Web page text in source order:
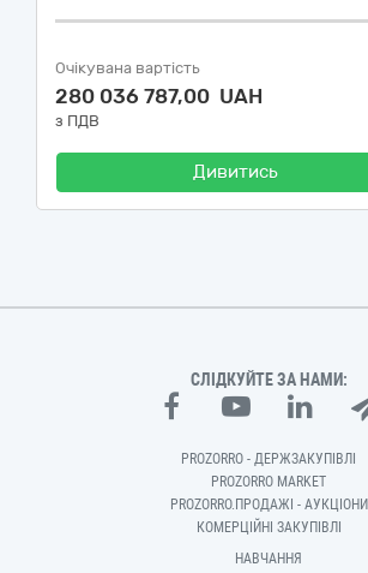
Очікувана вартість
280 036 787,00 UAH
з ПДВ
Дивитись
СЛІДКУЙТЕ ЗА НАМИ:
PROZORRO - ДЕРЖЗАКУПІВЛІ
PROZORRO MARKET
PROZORRO.ПРОДАЖІ - АУКЦІОНИ
КОМЕРЦІЙНІ ЗАКУПІВЛІ
НАВЧАННЯ